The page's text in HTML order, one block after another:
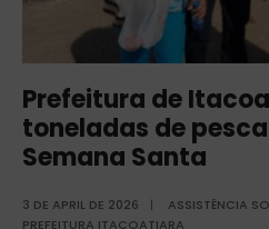
Prefeitura de
toneladas de
Semana Santa
3 DE APRIL DE 2026 | ASSISTÊNCIA
PREFEITURA ITACOATIARA